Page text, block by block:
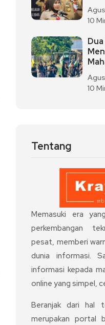
10
10
Tentang
Memasuki era
perkembangan
pesat, memberi
dunia informasi.
informasi kepada
online yang simpel,
Beranjak dari hal
merupakan portal